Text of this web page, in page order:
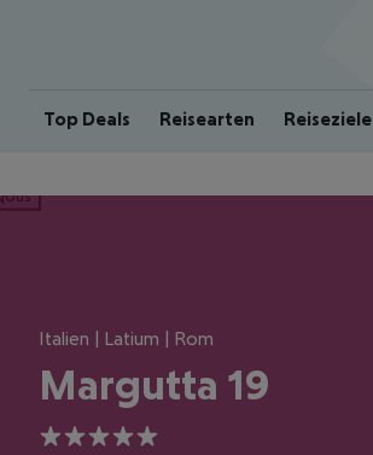
Top Deals Reisearten Reiseziele
Italien | Latium | Rom
Margutta 19
5